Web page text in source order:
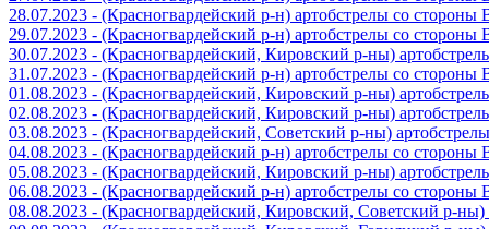
28.07.2023 - (Красногвардейский р-н) артобстрелы со
29.07.2023 - (Красногвардейский р-н) артобстрелы со
30.07.2023 - (Красногвардейский, Кировский р-ны)
31.07.2023 - (Красногвардейский р-н) артобстрелы со
01.08.2023 - (Красногвардейский, Кировский р-ны)
02.08.2023 - (Красногвардейский, Кировский р-ны)
03.08.2023 - (Красногвардейский, Советский р-ны)
04.08.2023 - (Красногвардейский р-н) артобстрелы со
05.08.2023 - (Красногвардейский, Кировский р-ны)
06.08.2023 - (Красногвардейский р-н) артобстрелы со
08.08.2023 - (Красногвардейский, Кировский, Советский р-